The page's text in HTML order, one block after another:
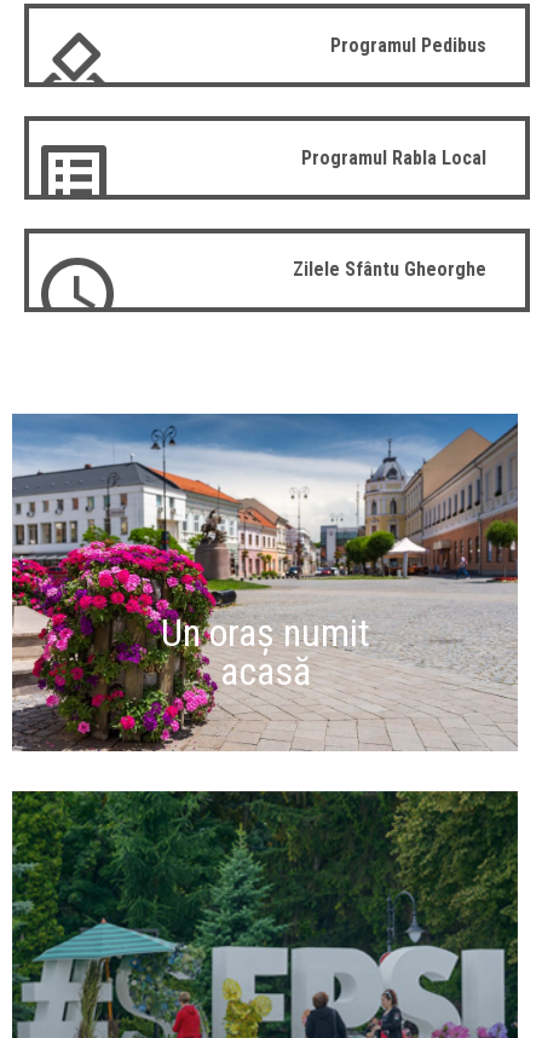
Programul Pedibus
Programul Rabla Local
Zilele Sfântu Gheorghe
Un oraș numit
acasă